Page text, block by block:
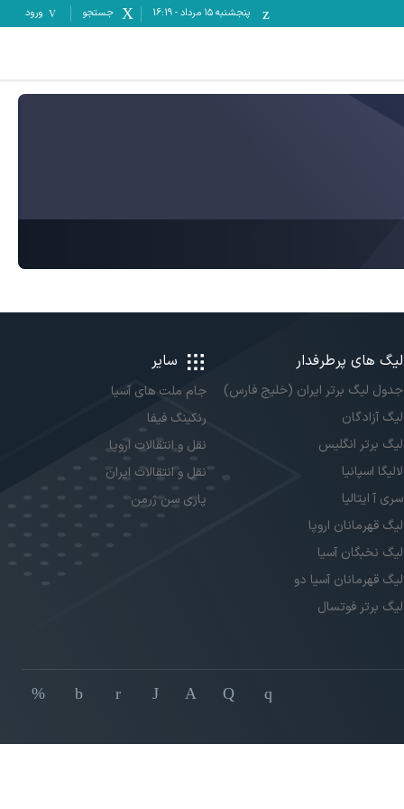
پنجشنبه ۱۵ مرداد -
16:19 جستجو ورود
لیگ های پرطرفدار
جدول لیگ برتر ایران (خلیج فارس)
لیگ آزادگان
لیگ برتر انگلیس
لالیگا اسپانیا
سری آ ایتالیا
لیگ قهرمانان اروپا
لیگ نخبگان آسیا
لیگ قهرمانان آسیا دو
لیگ برتر فوتسال
سایر
جام ملت های آسیا
رنکینگ فیفا
نقل و انتقالات اروپا
نقل و انتقالات ایران
پاری سن ژرمن